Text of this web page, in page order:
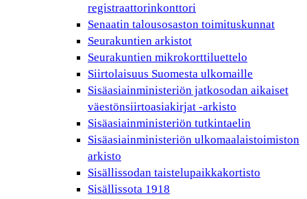
registraattorinkonttori
Senaatin talousosaston toimituskunnat
Seurakuntien arkistot
Seurakuntien mikrokorttiluettelo
Siirtolaisuus Suomesta ulkomaille
Sisäasiainministeriön jatkosodan aikaiset
väestönsiirtoasiakirjat -arkisto
Sisäasiainministeriön tutkintaelin
Sisäasiainministeriön ulkomaalaistoimiston
arkisto
Sisällissodan taistelupaikkakortisto
Sisällissota 1918